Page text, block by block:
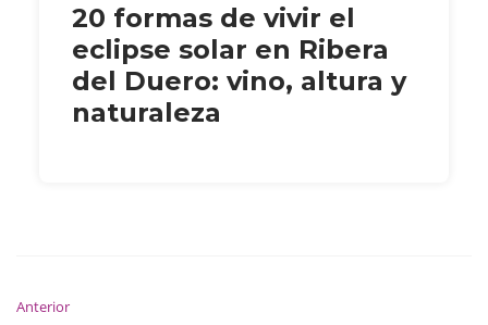
20 formas de vivir el
eclipse solar en Ribera
del Duero: vino, altura y
naturaleza
Anterior